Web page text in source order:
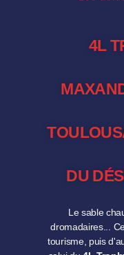
4L
DU
Le sable
dromadaires...
tourisme, puis